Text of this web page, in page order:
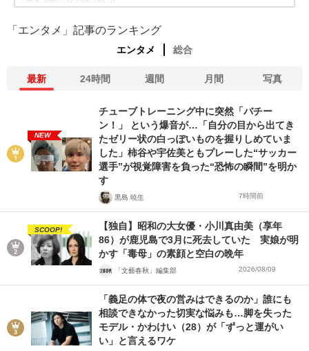
「エンタメ」記事のランキング
エンタメ 総合
最新 24時間 週間 月間 写真
NEW
チューブトレーニング中に突然「バチー
ン！」 という爆音が…「自分の目から出てき
たゼリー状の白っぽいものを握りしめていま
した」柿谷や宇佐美ともプレーした“サッカー
選手”が視覚障害を負った“恐怖の瞬間”を明か
す
黒島 暁生 7時間前
SCOOP!
【独自】昭和の大女優・小川真由美（享年
86）が鹿児島で3月に死去していた 実娘が明
かす「毒母」の素顔と空白の晩年
「文藝春秋」編集部 2026/08/09
「義足の体で夜の営みはできるのか」誰にも
相談できなかった切実な悩みも…脚を失った
モデル・かわけい（28）が「ずっと運がい
い」と言えるワケ